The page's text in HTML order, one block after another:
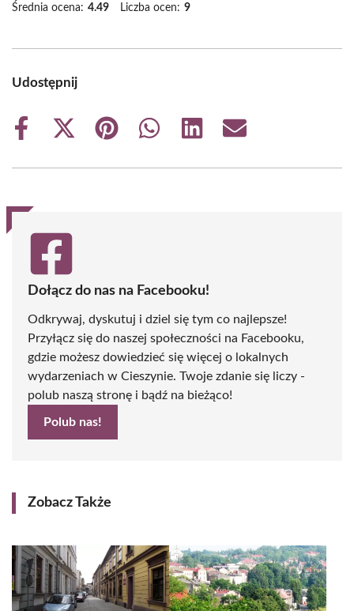
Średnia ocena: 4.49 Liczba ocen: 9
Udostępnij
Share
Share
(Twitter)
Share
Share
Share
Share
Dołącz do nas na Facebooku!
Odkrywaj, dyskutuj i dziel się tym co najlepsze!
Przyłącz się do naszej społeczności na Facebooku,
gdzie możesz dowiedzieć się więcej o lokalnych
wydarzeniach w Cieszynie. Twoje zdanie się liczy -
polub naszą stronę i bądź na bieżąco!
Polub nas!
Zobacz Także